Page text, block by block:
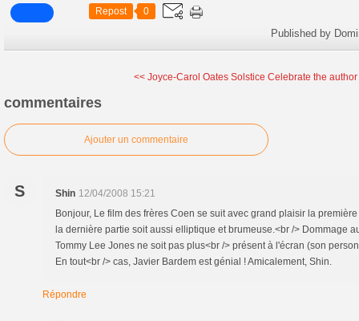
Repost 0
Published by
<< Joyce-Carol Oates Solstice Celebrate the author
commentaires
Ajouter un commentaire
S Shin 12/04/2008 15:21
Bonjour, Le film des frères Coen se suit avec grand plaisir la
la dernière partie soit aussi elliptique et brumeuse.<br /> Dommage
Tommy Lee Jones ne soit pas plus<br /> présent à l'écran (son
En tout<br /> cas, Javier Bardem est génial ! Amicalement, Shin.
Répondre